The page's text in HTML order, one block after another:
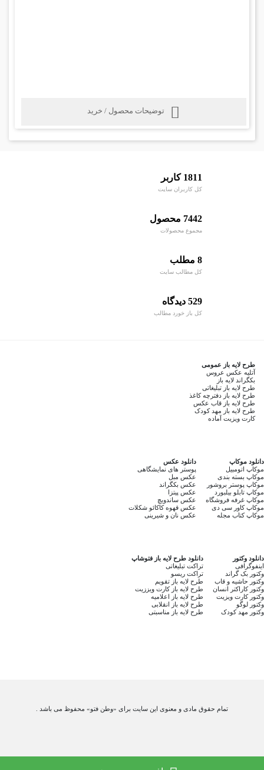
توضیحات محصول / خرید
1811 کاربر
کل کاربران سایت
7442 محصول
مجموع محصولات
8 مطلب
کل مطالب سایت
529 دیدگاه
کل باز خورد مطالب
طرح لایه باز عمومی
آتلیه عکس عروس
بکگراند لایه باز
طرح لایه باز تبلیغاتی
طرح لایه باز دفترچه کاغذ
طرح لایه باز قاب عکس
طرح لایه باز مهد کودک
کارت ویزیت آماده
دانلود موکاپ
موکاپ اتومبیل
موکاپ بسته بندی
موکاپ پوستر بروشور
موکاپ تابلو بیلبورد
موکاپ غرفه فروشگاه
موکاپ کاور سی دی
موکاپ کتاب مجله
دانلود عکس
پوستر های نمایشگاهی
عکس مبل
عکس بکگراند
عکس پیتزا
عکس ساندویچ
عکس قهوه کاکائو شکلات
عکس نان و شیرینی
دانلود وکتور
اینفوگرافی
وکتور بک گراند
وکتور حاشیه و قاب
وکتور کاراکتر انسان
وکتور کارت ویزیت
وکتور لوگو
وکتور مهد کودک
دانلود طرح لایه باز فتوشاپ
تراکت تبلیغاتی
تراکت ریسو
طرح لایه باز تقویم
طرح لایه باز کارت ویززیت
طرح لایه باز اعلامیه
طرح لایه باز انقلابی
طرح لایه باز مناسبتی
تمام حقوق مادی و معنوی این سایت برای «وطن فتو» محفوظ می باشد .